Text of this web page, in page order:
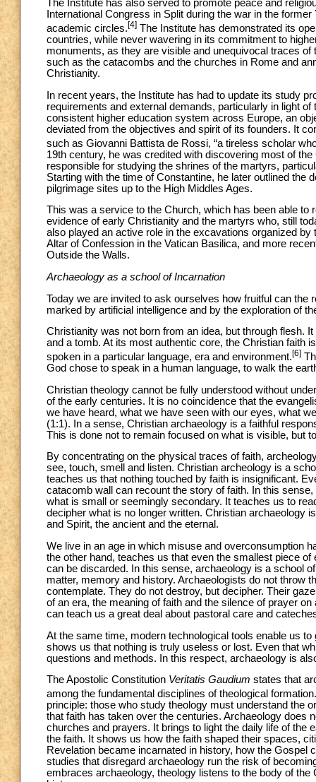
The Institute has also served to promote peace and
International Congress in Split during the war in the
academic circles.[4] The Institute has demonstrated its
countries, while never wavering in its commitment to
monuments, as they are visible and unequivocal traces
such as the catacombs and the churches in Rome and
Christianity.
In recent years, the Institute has had to update its study
requirements and external demands, particularly in light
consistent higher education system across Europe, an
deviated from the objectives and spirit of its founders. It
such as Giovanni Battista de Rossi, “a tireless scholar
19th century, he was credited with discovering most of
responsible for studying the shrines of the martyrs,
Starting with the time of Constantine, he later outlined
pilgrimage sites up to the High Middles Ages.
This was a service to the Church, which has been able to
evidence of early Christianity and the martyrs who, still
also played an active role in the excavations organized
Altar of Confession in the Vatican Basilica, and more
Outside the Walls.
Archaeology as a school of Incarnation
Today we are invited to ask ourselves how fruitful can
marked by artificial intelligence and by the exploration of
Christianity was not born from an idea, but through flesh.
and a tomb. At its most authentic core, the Christian faith
spoken in a particular language, era and environment.[6]
God chose to speak in a human language, to walk the
Christian theology cannot be fully understood without
of the early centuries. It is no coincidence that the
we have heard, what we have seen with our eyes, what
(1:1). In a sense, Christian archaeology is a faithful
This is done not to remain focused on what is visible, but
By concentrating on the physical traces of faith,
see, touch, smell and listen. Christian archeology is a
teaches us that nothing touched by faith is insignificant.
catacomb wall can recount the story of faith. In this
what is small or seemingly secondary. It teaches us to
decipher what is no longer written. Christian archaeology
and Spirit, the ancient and the eternal.
We live in an age in which misuse and overconsumption
the other hand, teaches us that even the smallest piece
can be discarded. In this sense, archaeology is a school
matter, memory and history. Archaeologists do not throw
contemplate. They do not destroy, but decipher. Their
of an era, the meaning of faith and the silence of prayer
can teach us a great deal about pastoral care and
At the same time, modern technological tools enable us
shows us that nothing is truly useless or lost. Even that
questions and methods. In this respect, archaeology is
The Apostolic Constitution Veritatis Gaudium states that
among the fundamental disciplines of theological formation.
principle: those who study theology must understand the
that faith has taken over the centuries. Archaeology does
churches and prayers. It brings to light the daily life of
the faith. It shows us how the faith shaped their spaces,
Revelation became incarnated in history, how the
studies that disregard archaeology run the risk of
embraces archaeology, theology listens to the body of